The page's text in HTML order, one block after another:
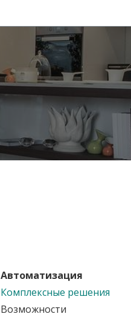
Автоматизация
Комплексные решения
Возможности